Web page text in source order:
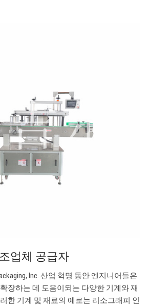
업체 공급자
Inc. 산업 혁명 동안 엔지니어들은
장하는 데 도움이되는 다양한 기계와 재
한 기계 및 재료의 예로는 리소그래피 인